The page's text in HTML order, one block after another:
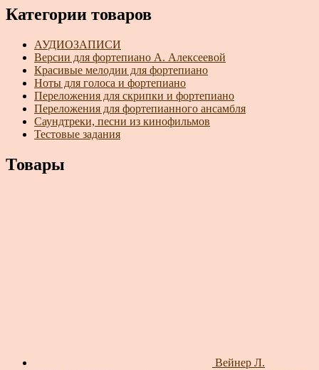
Категории товаров
АУДИОЗАПИСИ
Версии для фортепиано А. Алексеевой
Красивые мелодии для фортепиано
Ноты для голоса и фортепиано
Переложения для скрипки и фортепиано
Переложения для фортепианного ансамбля
Саундтреки, песни из кинофильмов
Тестовые задания
Товары
Вейнер Л.